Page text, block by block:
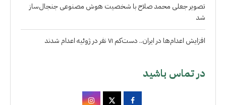
تصویر جعلی محمد صلاح با شخصیت هوش مصنوعی جنجال‌ساز
شد
افزایش اعدام‌ها در ایران.. دست‌کم ۷۱ نفر در ژوئیه اعدام شدند
در تماس باشید